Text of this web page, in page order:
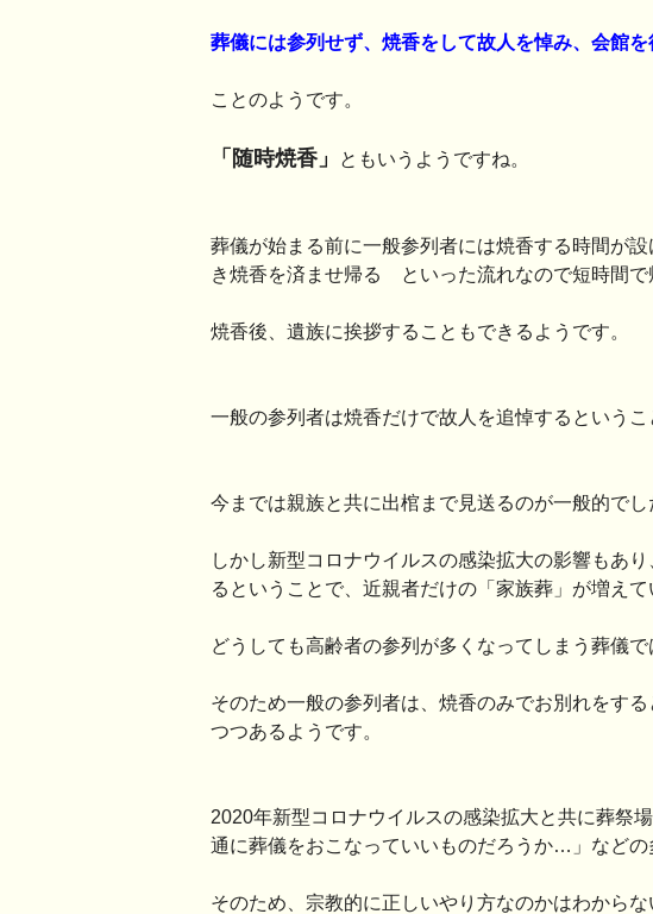
葬儀には参列せず、焼香をして故人を悼み、会館を
ことのようです。
「随時焼香」 ともいうようですね。
葬儀が始まる前に一般参列者には焼香する時間が
き焼香を済ませ帰る といった流れなので短時間で
焼香後、遺族に挨拶することもできるようです。
一般の参列者は焼香だけで故人を追悼するというこ
今までは親族と共に出棺まで見送るのが一般的でし
しかし新型コロナウイルスの感染拡大の影響もあ
るということで、近親者だけの「家族葬」が増えて
どうしても高齢者の参列が多くなってしまう葬儀で
そのため一般の参列者は、焼香のみでお別れをす
つつあるようです。
2020年新型コロナウイルスの感染拡大と共に葬祭
通に葬儀をおこなっていいものだろうか…」などの
そのため、宗教的に正しいやり方なのかはわから